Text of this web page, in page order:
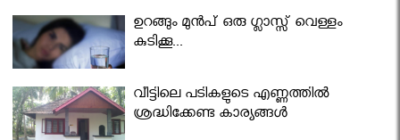
ഉറങ്ങും മുന്‍പ് ഒരു ഗ്ലാസ്സ് വെള്ളം
കുടിക്കൂ...
വീട്ടിലെ പടികളുടെ എണ്ണത്തിൽ
ശ്രദ്ധിക്കേണ്ട കാര്യങ്ങൾ